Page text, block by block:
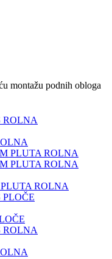
montažu podnih obloga
ROLNA